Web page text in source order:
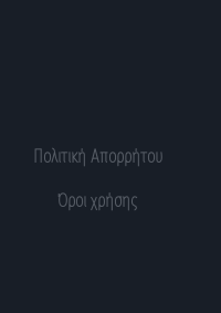
Πολιτική Απορρήτου
Όροι χρήσης